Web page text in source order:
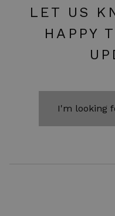
LET US
HAPPY
I'm looking